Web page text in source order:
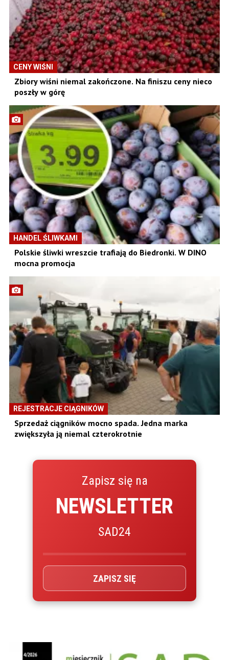
CENY WIŚNI
Zbiory wiśni niemal zakończone. Na finiszu ceny nieco
poszły w górę
HANDEL ŚLIWKAMI
Polskie śliwki wreszcie trafiają do Biedronki. W DINO
mocna promocja
REJESTRACJE CIĄGNIKÓW
Sprzedaż ciągników mocno spada. Jedna marka
zwiększyła ją niemal czterokrotnie
Zapisz się na
NEWSLETTER
SAD24
ZAPISZ SIĘ